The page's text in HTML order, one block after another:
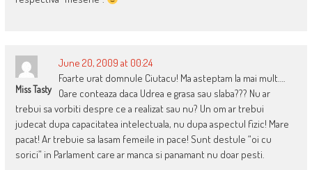
Miss Tasty
June 20, 2009 at 00:24
Foarte urat domnule Ciutacu! Ma asteptam la mai mult….
Oare conteaza daca Udrea e grasa sau slaba??? Nu ar
trebui sa vorbiti despre ce a realizat sau nu? Un om ar trebui
judecat dupa capacitatea intelectuala, nu dupa aspectul fizic! Mare
pacat! Ar trebuie sa lasam femeile in pace! Sunt destule “oi cu
sorici” in Parlament care ar manca si panamant nu doar pesti.